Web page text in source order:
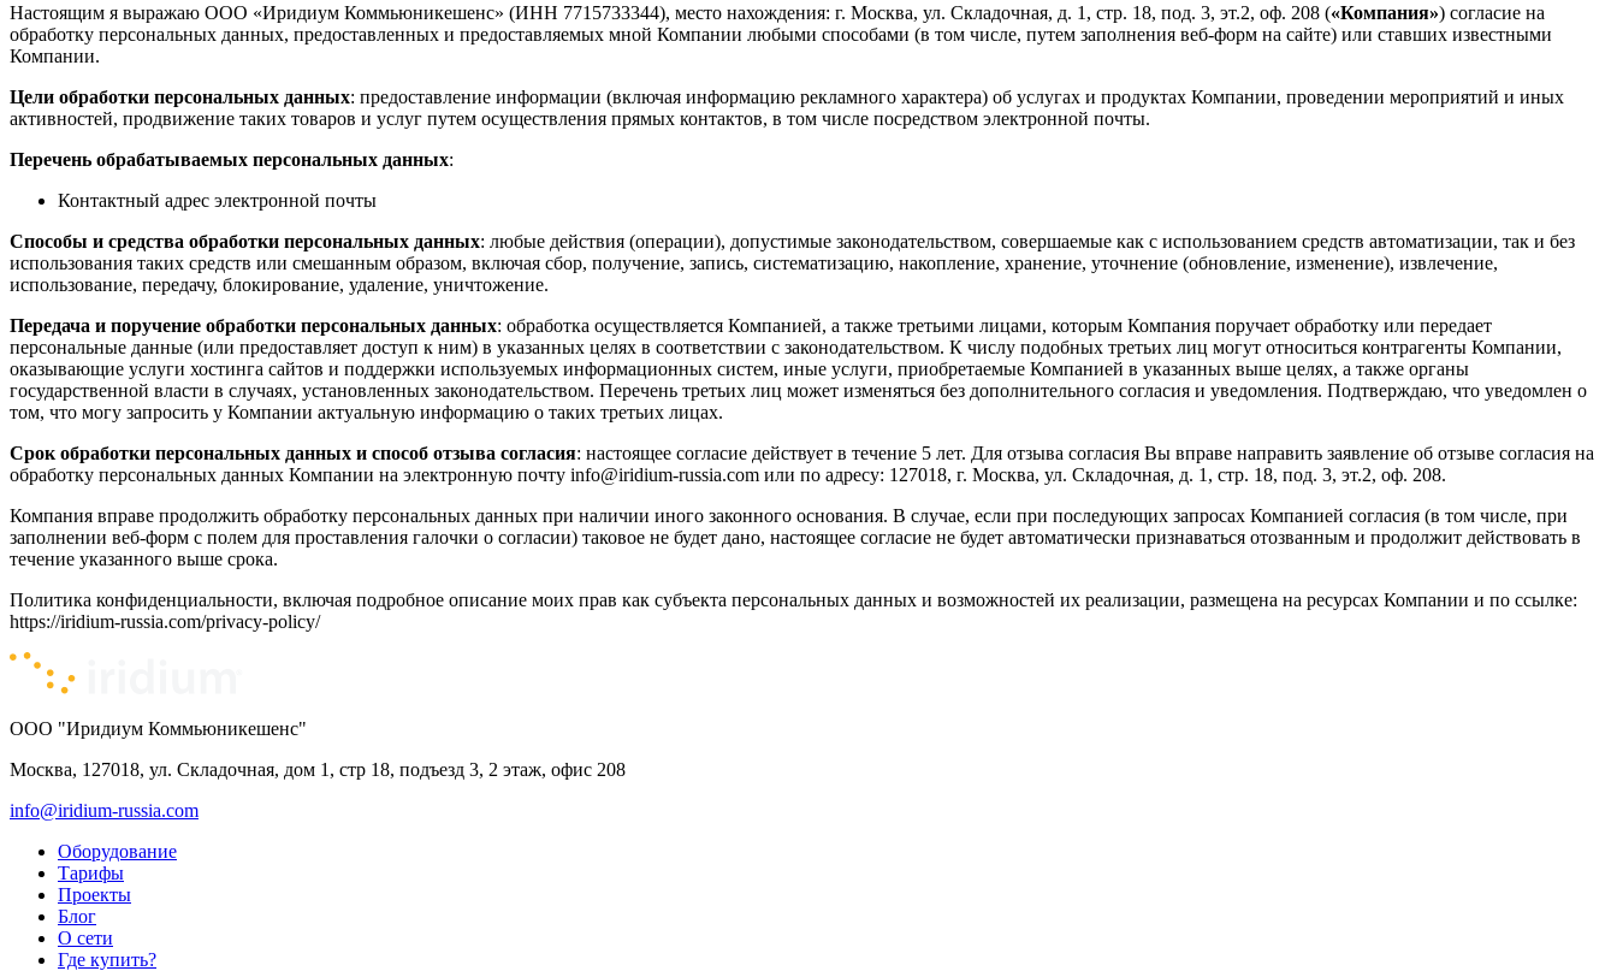
Настоящим я выражаю ООО «Иридиум Коммьюникешенс» (ИНН 7715733344), место нахождения: г. Москва, ул. Складочная, д. 1, стр. 18, под. 3, эт.2, оф. 208 («Компания») согласие на
обработку персональных данных, предоставленных и предоставляемых мной Компании любыми способами (в том числе, путем заполнения веб-форм на сайте) или ставших известными
Компании.
Цели обработки персональных данных: предоставление информации (включая информацию рекламного характера) об услугах и продуктах Компании, проведении мероприятий и иных
активностей, продвижение таких товаров и услуг путем осуществления прямых контактов, в том числе посредством электронной почты.
Перечень обрабатываемых персональных данных:
Контактный адрес электронной почты
Способы и средства обработки персональных данных: любые действия (операции), допустимые законодательством, совершаемые как с использованием средств автоматизации, так и без
использования таких средств или смешанным образом, включая сбор, получение, запись, систематизацию, накопление, хранение, уточнение (обновление, изменение), извлечение,
использование, передачу, блокирование, удаление, уничтожение.
Передача и поручение обработки персональных данных: обработка осуществляется Компанией, а также третьими лицами, которым Компания поручает обработку или передает
персональные данные (или предоставляет доступ к ним) в указанных целях в соответствии с законодательством. К числу подобных третьих лиц могут относиться контрагенты Компании,
оказывающие услуги хостинга сайтов и поддержки используемых информационных систем, иные услуги, приобретаемые Компанией в указанных выше целях, а также органы
государственной власти в случаях, установленных законодательством. Перечень третьих лиц может изменяться без дополнительного согласия и уведомления. Подтверждаю, что уведомлен о
том, что могу запросить у Компании актуальную информацию о таких третьих лицах.
Срок обработки персональных данных и способ отзыва согласия: настоящее согласие действует в течение 5 лет. Для отзыва согласия Вы вправе направить заявление об отзыве согласия на
обработку персональных данных Компании на электронную почту info@iridium-russia.com или по адресу: 127018, г. Москва, ул. Складочная, д. 1, стр. 18, под. 3, эт.2, оф. 208.
Компания вправе продолжить обработку персональных данных при наличии иного законного основания. В случае, если при последующих запросах Компанией согласия (в том числе, при
заполнении веб-форм с полем для проставления галочки о согласии) таковое не будет дано, настоящее согласие не будет автоматически признаваться отозванным и продолжит действовать в
течение указанного выше срока.
Политика конфиденциальности, включая подробное описание моих прав как субъекта персональных данных и возможностей их реализации, размещена на ресурсах Компании и по ссылке:
https://iridium-russia.com/privacy-policy/
ООО "Иридиум Коммьюникешенс"
Москва, 127018, ул. Складочная, дом 1, стр 18, подъезд 3, 2 этаж, офис 208
info@iridium-russia.com
Оборудование
Тарифы
Проекты
Блог
О сети
Где купить?